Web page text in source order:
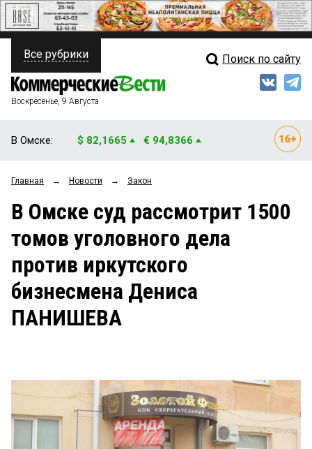
ПОЛИТИКА
ФИНАНСЫ
ОБЩЕСТВО
ЗАКОН
НОВОСТИ КОМПАНИЙ
СТИЛЬ ЖИЗНИ
Свежий выпуск
Рейтинги
Блоги
Архив
Все рубрики Поиск по сайту
Воскресенье, 9 Августа
В Омске: $ 82,1665 € 94,8366
Главная → Новости → Закон
В Омске суд рассмотрит 1500
томов уголовного дела
против иркутского
бизнесмена Дениса
ПАНИШЕВА